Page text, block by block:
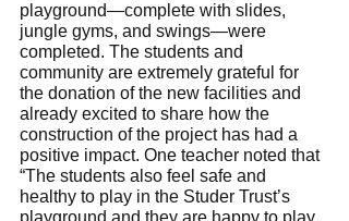
playground—complete with slides,
jungle gyms, and swings—were
completed. The students and
community are extremely grateful for
the donation of the new facilities and
already excited to share how the
construction of the project has had a
positive impact. One teacher noted that
“The students also feel safe and
healthy to play in the Studer Trust’s